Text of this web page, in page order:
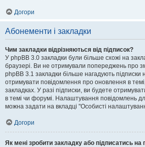
Догори
Абонементи і закладки
Чим закладки відрізняються від підписок?
У phpBB 3.0 закладки були більше схожі на
браузері. Ви не отримували попереджень про
phpBB 3.1 закладки більше нагадують
отримувати повідомлення про оновлення в
закладках. У разі підписки, ви будете
в темі чи форумі. Налаштування повідомлень
можна задати на вкладці "Особисті
Догори
Як мені зробити закладку або підписатись